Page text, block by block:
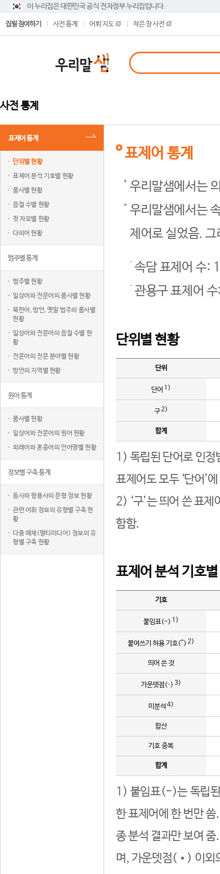
이 누리집은 대한민국 공식 전자정부 누리집입니다.
집필 참여하기 사전 통계 어휘 지도 작은 창 사전
사전 통계
표제어 통계
단위별 현황
표제어 분석 기호별 현황
품사별 현황
음절 수별 현황
첫 자모별 현황
다의어 현황
범주별 통계
범주별 현황
일상어와 전문어의 품사별 현황
북한어, 방언, 옛말 범주의 품사별
현황
일상어와 전문어의 음절 수별 현
황
전문어의 전문 분야별 현황
방언의 지역별 현황
원어 통계
품사별 현황
일상어와 전문어의 원어 현황
외래어와 혼종어의 언어명별 현황
정보별 구축 통계
동사와 형용사의 문형 정보 현황
관련 어휘 정보의 유형별 구축 현
황
다중 매체(멀티미디어) 정보의 유
형별 구축 현황
표제어 통계
우리말샘에서는
우리말샘에서는
제어로 실었음.
속담 표제어 수:
관용구 표제어
단위별 현황
단위
단어 1)
구2)
합계
1) 독립된 단어로 인정
표제어도 모두 ‘단어’
2) ‘구’는 띄어 쓴 표
함함.
표제어 분석 기호
기호
붙임표(-) 1)
붙여쓰기 허용 기호(^) 2)
띄어 쓴 것
가운뎃점(·) 3)
미분석 4)
합산
기호 중복
합계
1) 붙임표(-)는 독립된
한 표제어에 한 번만
종 분석 결과만 보여
며, 가운뎃점(•) 이외